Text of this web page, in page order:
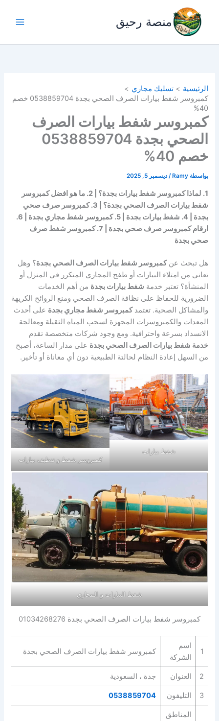
المحتوى
منصة رحيق
الرئيسية
تسليك مجاري
كمبروسر شفط بيارات الصرف الصحي بجدة 0538859704 خصم
40%
كمبروسر شفط بيارات الصرف
الصحي بجدة 0538859704
خصم 40%
بواسطة Ramy
/ديسمبر 5, 2025
1. لماذا كمبروسر شفط بيارات بجدة؟ | 2. ما هو افضل كمبروسر
شفط بيارات الصرف الصحي بجدة؟ | 3. كمبروسر صرف صحي
بجدة | 4. شفط بيارات بجدة | 5. كمبروسر شفط مجاري بجدة | 6.
ارقام كمبروسر صرف صحي بجدة | 7. كمبروسر شفط صرف
صحي بجدة
هل تبحث عنكمبروسر شفط بيارات الصرف الصحي بجدة؟ وهل
تعاني من امتلاء البيارات أو طفح المجاري المتكرر في المنزل أو
المنشأة؟ تعتبر خدمة شفط بيارات بجدة من أهم الخدمات
الضرورية للحفاظ على نظافة الصرف الصحي ومنع الروائح الكريهة
والمشاكل الصحية. تعتمدكمبروسر شفط مجاري بجدة على أحدث
المعدات والكمبروسرات المجهزة لسحب المياه الثقيلة ومعالجة
الانسداد بسرعة واحترافية. ومع وجود شركات متخصصة تقدم
خدمة شفط بيارات الصرف الصحي بجدة على مدار الساعة، أصبح
من السهل إعادة النظام لحالتة الطبيعية دون أي معاناة أو تأخير.
شفط بيارات
كمبروسر شفط و تنظيف بيارات
شفط البيارات و المجاري
كمبروسر شفط بيارات الصرف الصحي بجدة 01034268276
1
اسم
الشركة
كمبروسر شفط بيارات الصرف الصحي بجدة
2 العنوان جدة ، السعودية
3 التليفون 0538859704
المناطق